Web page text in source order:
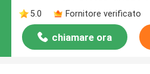
5.0
Fornitore verificato
chiamare ora